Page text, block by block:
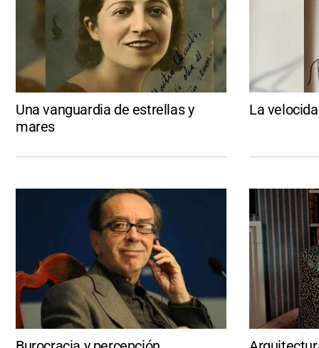
Una vanguardia de estrellas y
mares
La